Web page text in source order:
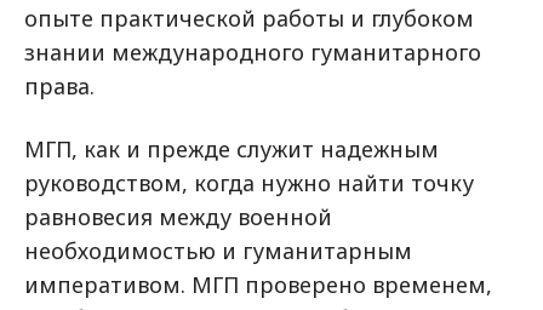
опыте практической работы и глубоком
знании международного гуманитарного
права.
МГП, как и прежде служит надежным
руководством, когда нужно найти точку
равновесия между военной
необходимостью и гуманитарным
императивом. МГП проверено временем,